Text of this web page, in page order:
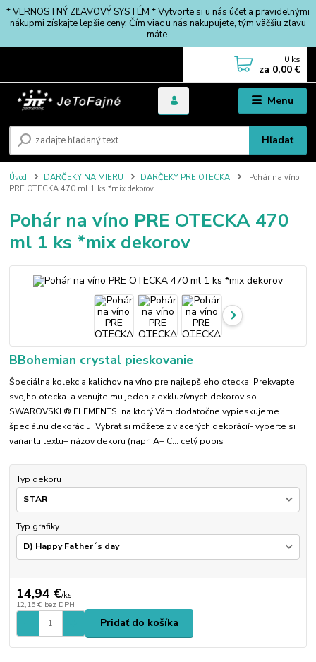
* VERNOSTNÝ ZĽAVOVÝ SYSTÉM * Vytvorte si u nás účet a pravidelnými
nákupmi získajte lepšie ceny. Čím viac u nás nakupujete, tým väčšiu zľavu
máte.
Menu
Hľadať
0 ks
za 0,00 €
Úvod DARČEKY NA MIERU DARČEKY PRE OTECKA
Pohár na víno
PRE OTECKA 470 ml 1 ks *mix dekorov
Pohár na víno PRE OTECKA 470
ml 1 ks *mix dekorov
BBohemian crystal pieskovanie
Špeciálna kolekcia kalichov na víno pre najlepšieho otecka! Prekvapte
svojho otecka a venujte mu jeden z exkluzívnych dekorov so
SWAROVSKI ® ELEMENTS, na ktorý Vám dodatočne vypieskujeme
špeciálnu dekoráciu. Vybrať si môžete z viacerých dekorácií- vyberte si
variantu textu+ názov dekoru (napr. A+ C... celý popis
Typ dekoru
Typ grafiky
14,94 €/ks
12,15 € bez DPH
Pridať do košíka